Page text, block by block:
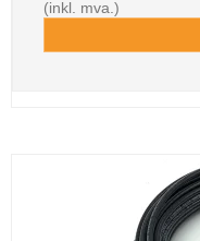
(inkl. mva.)